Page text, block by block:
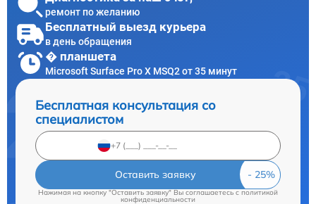
ремонт по желанию
Бесплатный выезд курьера
в день обращения
� планшета
Microsoft Surface Pro X MSQ2 от 35 минут
Бесплатная консультация со
специалистом
Оставить заявку
Нажимая на кнопку "Оставить заявку" Вы соглашаетесь cполитикой
конфиденциальности